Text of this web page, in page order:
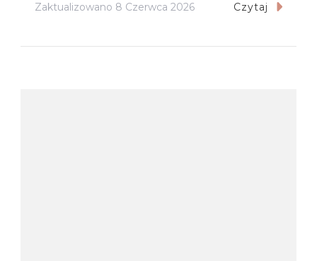
Zaktualizowano 8 Czerwca 2026 Czytaj